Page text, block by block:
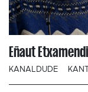
Eñaut Etxamendi
KANALDUDE